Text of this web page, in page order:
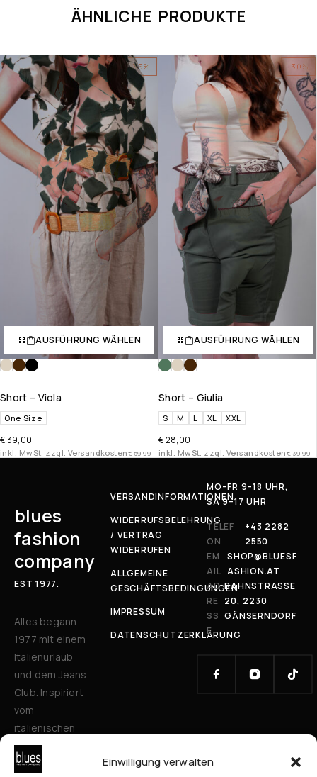
Einwilligung verwalten
ÄHNLICHE PRODUKTE
-35%
AUSFÜHRUNG WÄHLEN
Short – Viola
One Size
€59,99
€39,00
inkl. MwSt. zzgl. Versandkosten
-30%
AUSFÜHRUNG WÄHLEN
Short – Giulia
S M L XL XXL
€39,99
€28,00
inkl. MwSt. zzgl. Versandkosten
blues
fashion
company
EST 1977.
Alles begann
1977 mit einem
Italienurlaub
und dem Jeans
Club. Inspiriert
vom
italienischen
Stil verbinden
wir zeitlose
VERSANDINFORMATIONEN
WIDERRUFSBELEHRUNG
/ VERTRAG
WIDERRUFEN
ALLGEMEINE
GESCHÄFTSBEDINGUNGEN
IMPRESSUM
DATENSCHUTZERKLÄRUNG
MO–FR 9–18 UHR,
SA 9–17 UHR
TELEF
ON
+43 2282
2550
EM
AIL
SHOP@BLUESF
ASHION.AT
AD
RE
SS
E
BAHNSTRASSE 2
0, 2230 G
ÄNSERNDORF